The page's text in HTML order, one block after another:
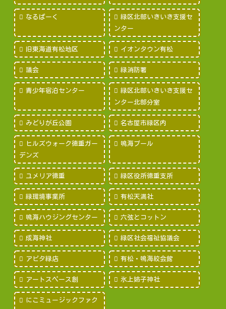
なるぱーく
緑区北部いきいき支援セ
ンター
旧東海道有松地区 イオンタウン有松
議会 緑消防署
青少年宿泊センター
緑区北部いきいき支援セ
ンター北部分室
みどりが丘公園 名古屋市緑区内
ヒルズウォーク徳重ガー
デンズ
鳴海プール
ユメリア徳重 緑区役所徳重支所
緑環境事業所 有松天満社
鳴海ハウジングセンター 六弦とコットン
成海神社 緑区社会福祉協議会
アピタ緑店 有松・鳴海絞会館
アートスペース創 氷上姉子神社
にこミュージックファク